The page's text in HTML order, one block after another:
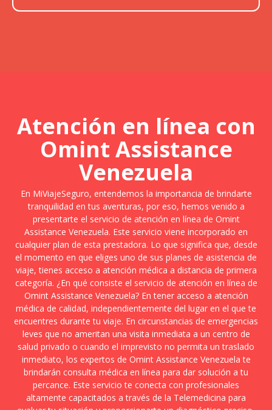
Atención en línea con
Omint Assistance
Venezuela
En MiViajeSeguro, entendemos la importancia de brindarte
tranquilidad en tus aventuras, por eso, hemos venido a
presentarte el servicio de atención en línea de Omint
Assistance Venezuela. Este servicio viene incorporado en
cualquier plan de esta prestadora. Lo que significa que, desde
el momento en que eliges uno de sus planes de asistencia de
viaje, tienes acceso a atención médica a distancia de primera
categoría. ¿En qué consiste el servicio de atención en línea de
Omint Assistance Venezuela? En tener acceso a atención
médica de calidad, independientemente del lugar en el que te
encuentres durante tu viaje. En circunstancias de emergencias
leves que no ameritan una visita inmediata a un centro de
salud privado o cuando el imprevisto no permita un traslado
inmediato, los expertos de Omint Assistance Venezuela te
brindarán consulta médica en línea para dar solución a tu
percance. Este servicio te conecta con profesionales
altamente capacitados a través de la Telemedicina para